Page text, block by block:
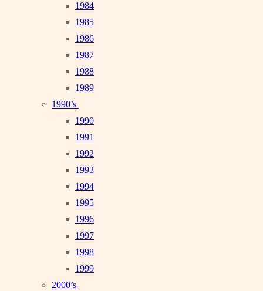
1984
1985
1986
1987
1988
1989
1990’s
1990
1991
1992
1993
1994
1995
1996
1997
1998
1999
2000’s